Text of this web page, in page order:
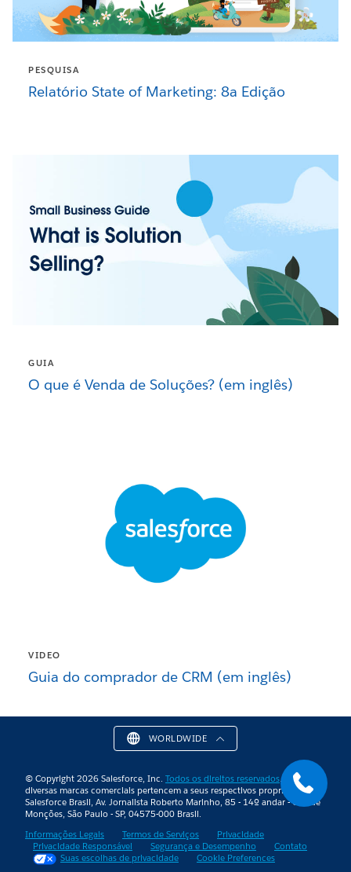
PESQUISA
Relatório State of Marketing: 8a Edição
GUIA
O que é Venda de Soluções? (em inglês)
VIDEO
Guia do comprador de CRM (em inglês)
WORLDWIDE
© Copyright 2026 Salesforce, Inc. Todos os direitos reservados. As
diversas marcas comerciais pertencem a seus respectivos proprietários.
Salesforce Brasil, Av. Jornalista Roberto Marinho, 85 - 14º andar - Cidade
Monções, São Paulo - SP, 04575-000 Brasil.
Informações Legais
Termos de Serviços
Privacidade
Privacidade Responsável
Segurança e Desempenho
Contato
Suas escolhas de privacidade
Cookie Preferences